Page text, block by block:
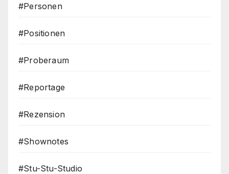
#Personen
#Positionen
#Proberaum
#Reportage
#Rezension
#Shownotes
#Stu-Stu-Studio